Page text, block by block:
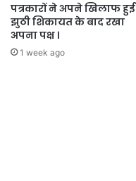
पत्रकारों ने अपने खिलाफ हुई
झुठी शिकायत के बाद रखा
अपना पक्ष ।
1 week ago